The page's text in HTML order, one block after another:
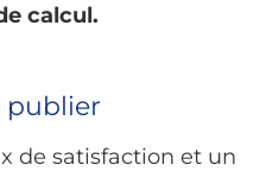
calcul.
publier
de satisfaction et un